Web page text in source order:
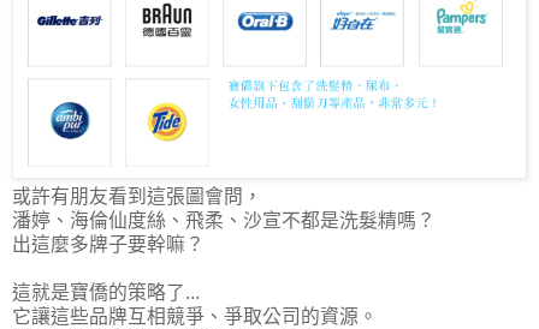
或許有朋友看到這張圖會問，
潘婷、海倫仙度絲、飛柔、沙宣不都是洗髮精嗎？
出這麼多牌子要幹嘛？
這就是寶僑的策略了...
它讓這些品牌互相競爭、爭取公司的資源。